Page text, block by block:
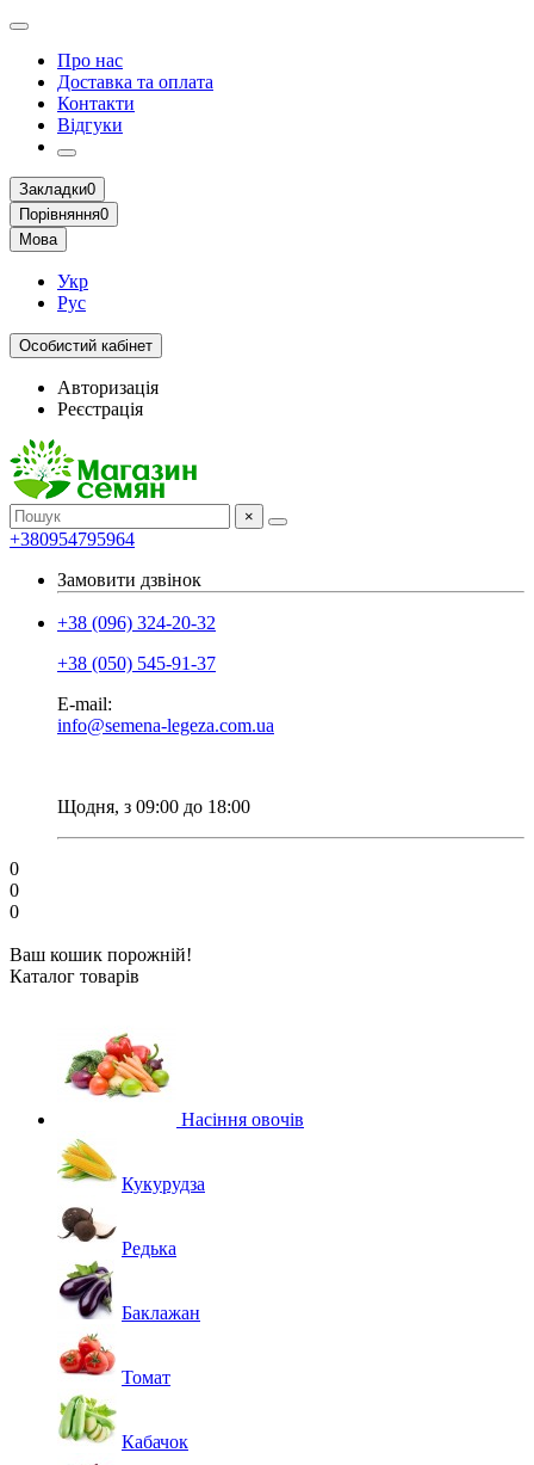
Про нас
Доставка та оплата
Контакти
Відгуки
Закладки0
Порівняння0
Мова
Укр
Рус
Особистий кабінет
Авторизація
Реєстрація
×
+380954795964
Замовити дзвінок
+38 (096) 324-20-32
+38 (050) 545-91-37
E-mail:
info@semena-legeza.com.ua
Щодня, з 09:00 до 18:00
0
0
0
Ваш кошик порожній!
Каталог товарів
Насіння овочів
Кукурудза
Редька
Баклажан
Томат
Кабачок